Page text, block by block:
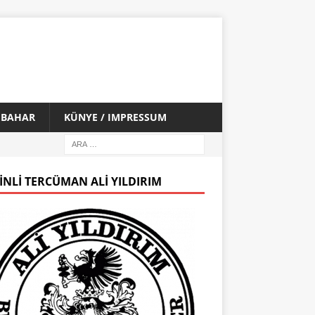
KÜNYE / IMPRESSUM
TERCÜMAN ALI YILDIRIM